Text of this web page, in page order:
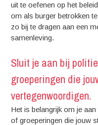
uit te oefenen op het
om als burger betrokken
zo bij te dragen aan een
samenleving.
Sluit je aan bij
groeperingen die
vertegenwoordigen.
Het is belangrijk om je
of groeperingen die jouw